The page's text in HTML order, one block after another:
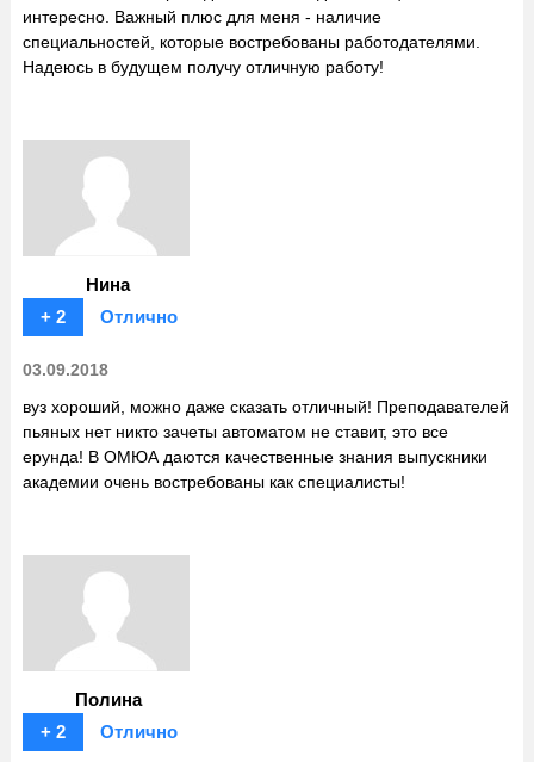
интересно. Важный плюс для меня - наличие
специальностей, которые востребованы работодателями.
Надеюсь в будущем получу отличную работу!
Нина
+ 2
Отлично
03.09.2018
вуз хороший, можно даже сказать отличный! Преподавателей
пьяных нет никто зачеты автоматом не ставит, это все
ерунда! В ОМЮА даются качественные знания выпускники
академии очень востребованы как специалисты!
Полина
+ 2
Отлично